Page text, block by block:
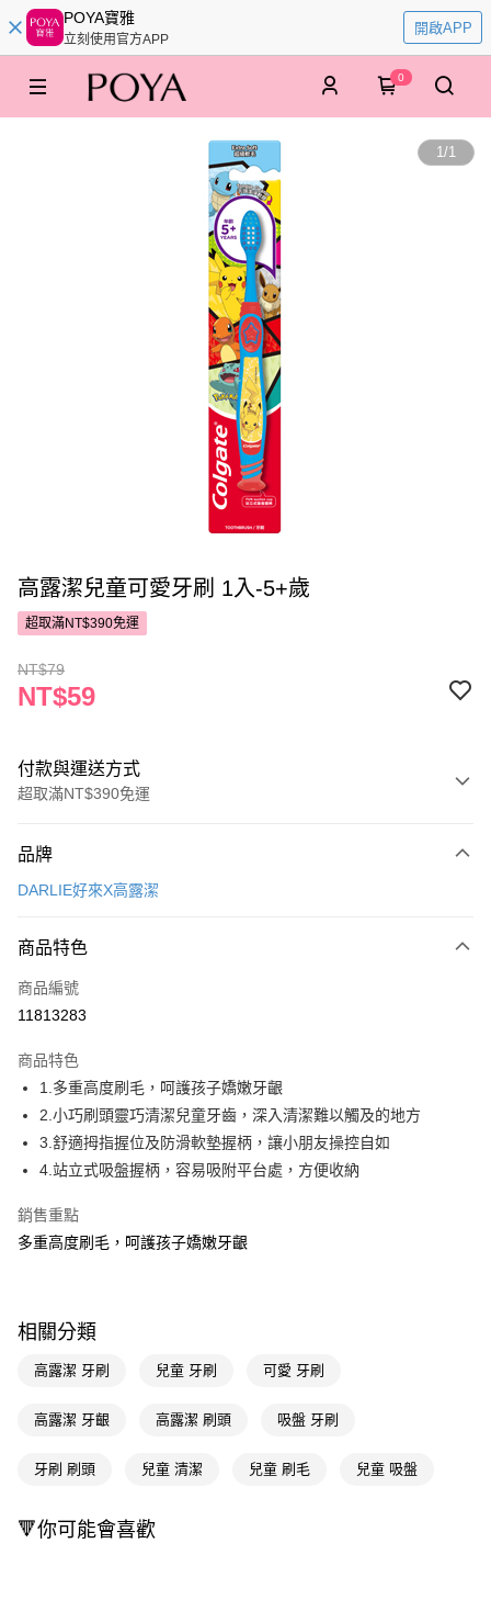
POYA寶雅
立刻使用官方APP
開啟APP
0
1/1
高露潔兒童可愛牙刷 1入-5+歲
超取滿NT$390免運
NT$79
NT$59
付款與運送方式
超取滿NT$390免運
POYA支付
超商取貨付款
LINE Pay
街口支付
悠遊付
Google Pay
相關說明
【關於「AFTEE先享後付」】
２．便利：只要手機號碼，簡訊認證，即可結帳。
３．安心：先確認商品／服務後，再付款。
【「AFTEE先享後付」結帳流程】
結帳頁面，進行簡訊認證並確認金額後，即可完成結帳。
３．收到繳費通知簡訊後14天內，點擊此簡訊中的連結，可透過四大超商／
ATM／網路銀行／等多元方式進行付款，方視為交易完成。
購買商品的店家。未經商家同意取消之訂單仍視為有效，需透過AFTEE先享
後付繳納相關費用。
每筆NT$65，滿NT$390(含以上)免運費
付款後全家取貨
每筆NT$65，滿NT$490(含以上)免運費
品牌
DARLIE好來X高露潔
商品特色
商品編號
11813283
商品特色
1.多重高度刷毛，呵護孩子嬌嫩牙齦
2.小巧刷頭靈巧清潔兒童牙齒，深入清潔難以觸及的地方
3.舒適拇指握位及防滑軟墊握柄，讓小朋友操控自如
4.站立式吸盤握柄，容易吸附平台處，方便收納
銷售重點
多重高度刷毛，呵護孩子嬌嫩牙齦
相關分類
高露潔 牙刷 兒童 牙刷 可愛 牙刷
高露潔 牙齦 高露潔 刷頭 吸盤 牙刷
牙刷 刷頭 兒童 清潔 兒童 刷毛 兒童 吸盤
🔻你可能會喜歡